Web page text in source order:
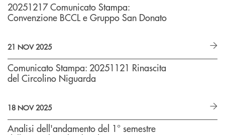
20251217 Comunicato Stampa:
Convenzione BCCL e Gruppo San Donato
21 NOV 2025
Comunicato Stampa: 20251121 Rinascita
del Circolino Niguarda
18 NOV 2025
Analisi dell'andamento del 1° semestre